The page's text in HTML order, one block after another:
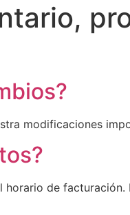
modificaciones
de